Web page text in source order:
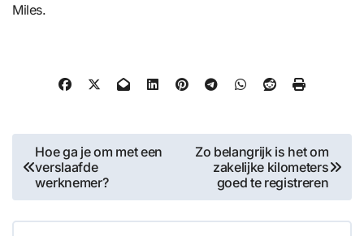
Miles.
Bericht
navigatie
Hoe ga je om met een
verslaafde
werknemer?
Zo belangrijk is het om
zakelijke kilometers
goed te registreren